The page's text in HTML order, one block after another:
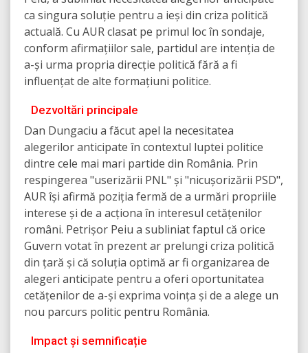
ca singura soluție pentru a ieși din criza politică
actuală. Cu AUR clasat pe primul loc în sondaje,
conform afirmațiilor sale, partidul are intenția de
a-și urma propria direcție politică fără a fi
influențat de alte formațiuni politice.
Dezvoltări principale
Dan Dungaciu a făcut apel la necesitatea
alegerilor anticipate în contextul luptei politice
dintre cele mai mari partide din România. Prin
respingerea "userizării PNL" și "nicușorizării PSD",
AUR își afirmă poziția fermă de a urmări propriile
interese și de a acționa în interesul cetățenilor
români. Petrișor Peiu a subliniat faptul că orice
Guvern votat în prezent ar prelungi criza politică
din țară și că soluția optimă ar fi organizarea de
alegeri anticipate pentru a oferi oportunitatea
cetățenilor de a-și exprima voința și de a alege un
nou parcurs politic pentru România.
Impact și semnificație